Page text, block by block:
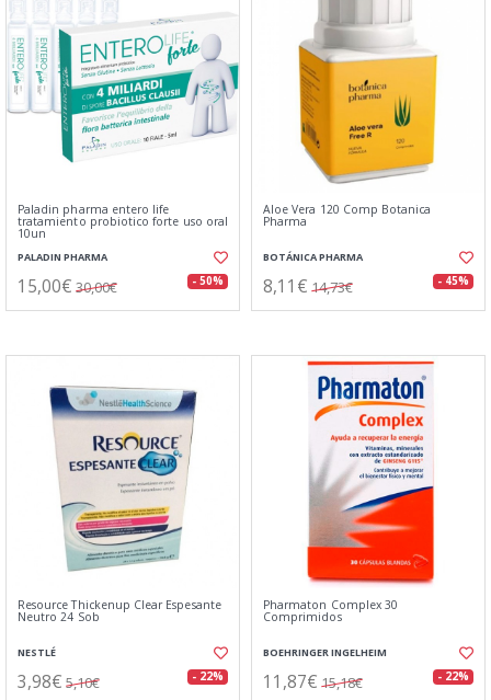
Paladin pharma entero life
tratamiento probiotico forte uso oral
10un
PALADIN PHARMA
15,00€ 30,00€ - 50%
Aloe Vera 120 Comp Botanica
Pharma
BOTÁNICA PHARMA
8,11€ 14,73€ - 45%
Resource Thickenup Clear Espesante
Neutro 24 Sob
NESTLÉ
3,98€ 5,10€ - 22%
Pharmaton Complex 30
Comprimidos
BOEHRINGER INGELHEIM
11,87€ 15,18€ - 22%